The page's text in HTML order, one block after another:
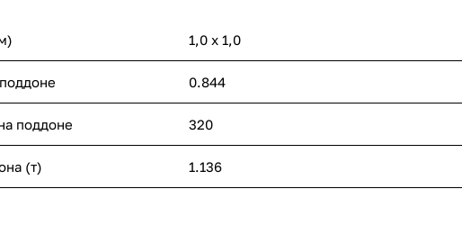
1,0 х 1,0
0.844
поддоне 320
(т) 1.136